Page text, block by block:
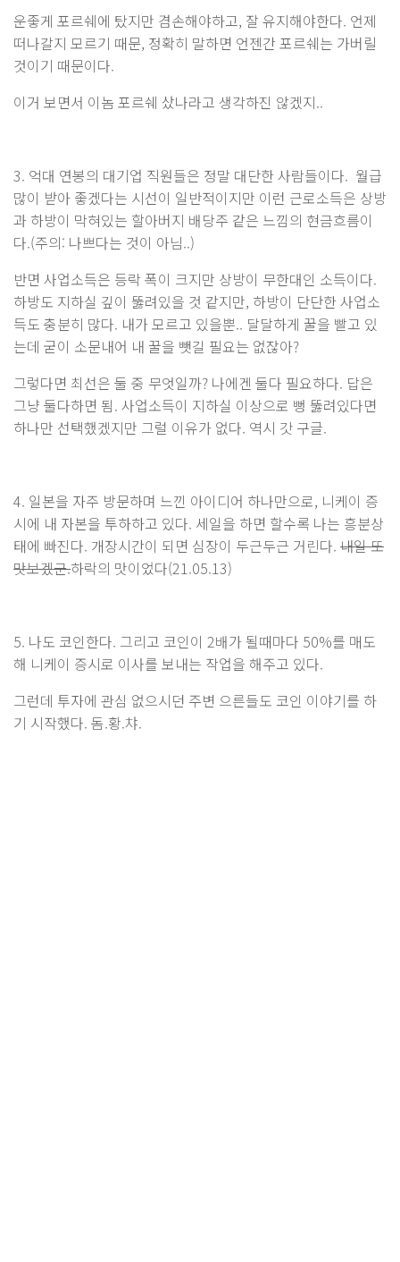
운좋게 포르쉐에 탔지만 겸손해야하고, 잘 유지해야한다. 언제
떠나갈지 모르기 때문, 정확히 말하면 언젠간 포르쉐는 가버릴
것이기 때문이다.
이거 보면서 이놈 포르쉐 샀나라고 생각하진 않겠지..
3. 억대 연봉의 대기업 직원들은 정말 대단한 사람들이다. 월급
많이 받아 좋겠다는 시선이 일반적이지만 이런 근로소득은 상방
과 하방이 막혀있는 할아버지 배당주 같은 느낌의 현금흐름이
다.(주의: 나쁘다는 것이 아님..)
반면 사업소득은 등락 폭이 크지만 상방이 무한대인 소득이다.
하방도 지하실 깊이 뚫려있을 것 같지만, 하방이 단단한 사업소
득도 충분히 많다. 내가 모르고 있을뿐.. 달달하게 꿀을 빨고 있
는데 굳이 소문내어 내 꿀을 뺏길 필요는 없잖아?
그렇다면 최선은 둘 중 무엇일까? 나에겐 둘다 필요하다. 답은
그냥 둘다하면 됨. 사업소득이 지하실 이상으로 뻥 뚫려있다면
하나만 선택했겠지만 그럴 이유가 없다. 역시 갓 구글.
4. 일본을 자주 방문하며 느낀 아이디어 하나만으로, 니케이 증
시에 내 자본을 투하하고 있다. 세일을 하면 할수록 나는 흥분상
태에 빠진다. 개장시간이 되면 심장이 두근두근 거린다. 내일 또
맛보겠군.하락의 맛이었다(21.05.13)
5. 나도 코인한다. 그리고 코인이 2배가 될때마다 50%를 매도
해 니케이 증시로 이사를 보내는 작업을 해주고 있다.
그런데 투자에 관심 없으시던 주변 으른들도 코인 이야기를 하
기 시작했다. 돔.황.챠.